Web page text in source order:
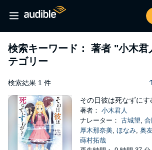
検索キーワード： 著者 "小木君
テゴリー
検索結果 1 件
その日彼は死なずにす
著者： 小木君人
ナレーター： 古城望,
厚木那奈美, ほなみ, 奥
蒔村拓哉